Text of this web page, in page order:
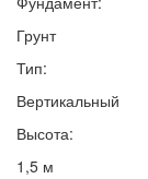
Грунт
Тип:
Вертикальный
Высота:
1,5 м